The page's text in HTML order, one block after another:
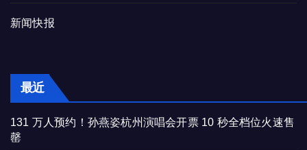
新闻快报
最近
131 万人预约！孙燕姿杭州演唱会开票 10 秒全档位火速售
罄